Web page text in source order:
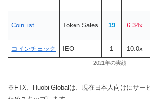
CoinList Token Sales 19 6.34x
コインチェック IEO 1 10.0x
2021年の実績
※FTX、Huobi Globalは、現在日本人向けにサー